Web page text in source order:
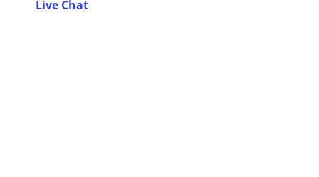
Live Chat